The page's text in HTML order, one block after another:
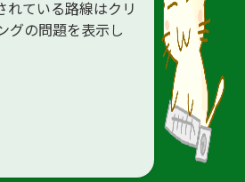
れている路線はクリ
グの問題を表示し